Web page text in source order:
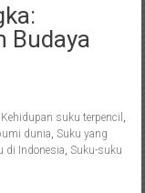
Budaya
Kehidupan suku terpencil ,
dunia, Suku yang
di Indonesia, Suku-suku